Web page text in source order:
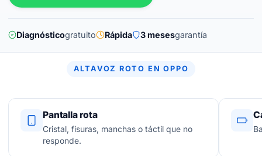
Diagnósticogratuito Rápida 3 mesesgarantía
ALTAVOZ ROTO EN OPPO
Pantalla rota
Cristal, fisuras, manchas o táctil que no
responde.